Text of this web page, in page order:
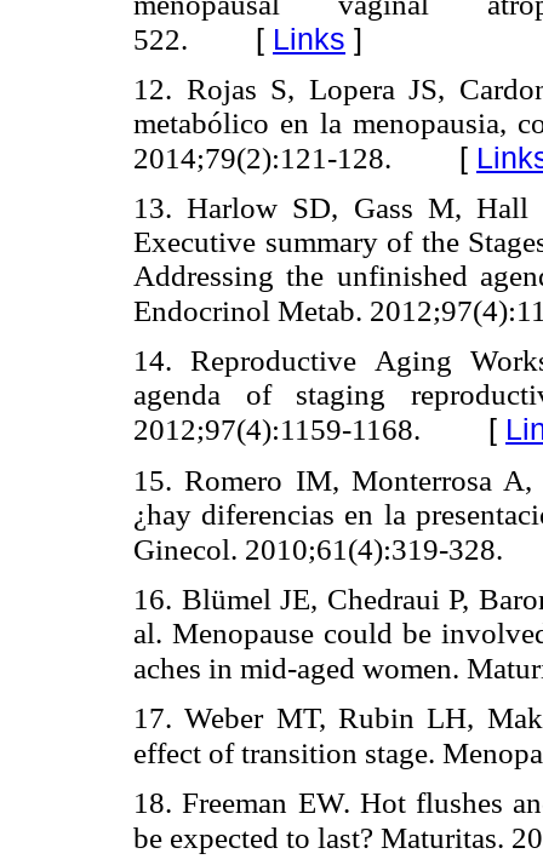
522. [ Links ]
12. Rojas S, Lopera JS,
metabólico en la menopausia,
2014;79(2):121-128. [
13. Harlow SD, Gass M,
Executive summary of the
Addressing the unfinished
Endocrinol Metab.
14. Reproductive Aging
agenda of staging
2012;97(4):1159-1168. [
15. Romero IM, Monterrosa A,
¿hay diferencias en la
Ginecol. 2010;61(4):319-328.
16. Blümel JE, Chedraui P,
al. Menopause could be
aches in mid-aged women.
17. Weber MT, Rubin LH,
effect of transition stage.
18. Freeman EW. Hot flushes
be expected to last? Maturitas.